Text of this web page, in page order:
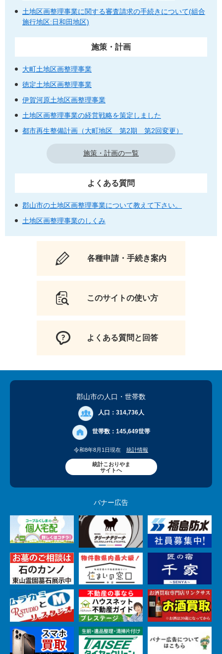
土地区画整理事業に関する審査請求の手続きについて(組合
施行地区:日和田地区)
施策・計画
大町土地区画整理事業
徳定土地区画整理事業
伊賀河原土地区画整理事業
土地区画整理事業の経営戦略を策定しました
都市再生整備計画（大町地区 第2期 第2回変更）
施策・計画の一覧
よくある質問
郡山市の土地区画整理事業について教えて下さい。
土地区画整理事業のしくみ
各種申請・手続き案内
このサイトの使い方
よくある質問と回答
郡山市の人口 ・世帯数
人口： 314,736人
世帯数： 145,649世帯
令和8年8月1日現在 統計情報
統計こおりやま
サイトへ
バナー広告